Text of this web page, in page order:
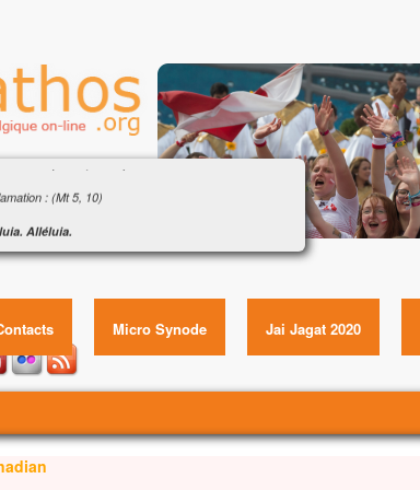
: « Que pourra donner l’homme en échange
vie ? » (Mt 16, 24-28)
: (Mt 5, 10)
Alléluia.
de Jésus Christ selon saint Matthieu
temps-là,
disait à ses disciples :
prenne sa croix
me suive.
: « Que pourra donner l’homme en échange de sa
Micro Synode Jai Jagat 2020